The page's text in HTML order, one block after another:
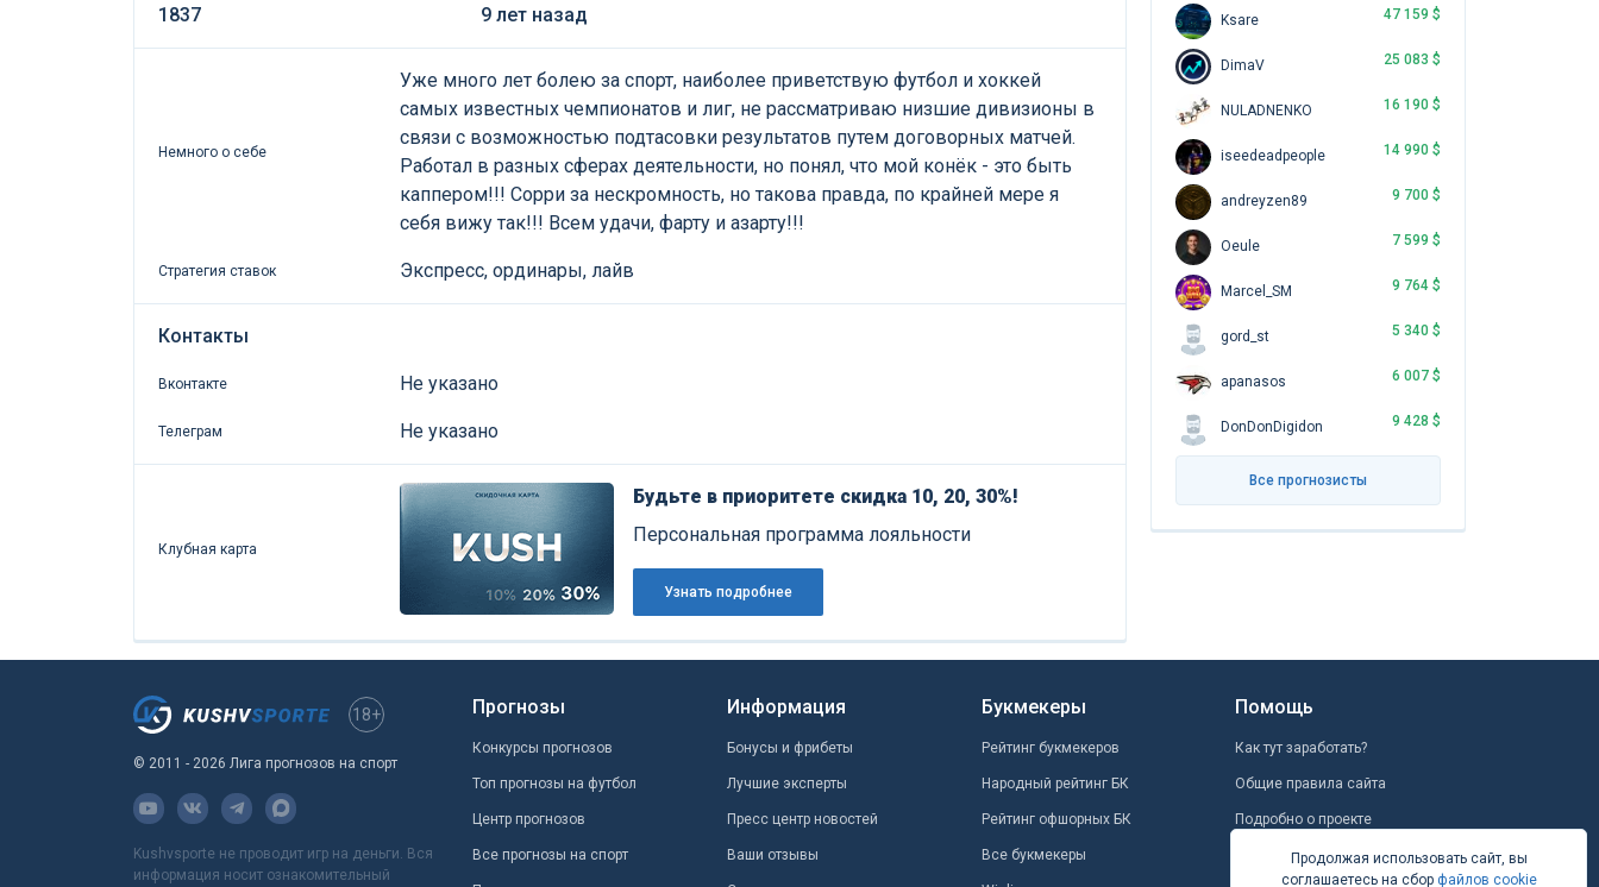
1837 9 лет назад
Немного о себе
Уже много лет болею за спорт, наиболее приветствую футбол и хоккей
самых известных чемпионатов и лиг, не рассматриваю низшие дивизионы в
связи с возможностью подтасовки результатов путем договорных матчей.
Работал в разных сферах деятельности, но понял, что мой конёк - это быть
каппером!!! Сорри за нескромность, но такова правда, по крайней мере я
себя вижу так!!! Всем удачи, фарту и азарту!!!
Стратегия ставок Экспресс, ординары, лайв
Контакты
Вконтакте Не указано
Телеграм Не указано
Клубная карта
Будьте в приоритете скидка 10, 20, 30%!
Персональная программа лояльности
Узнать подробнее
Ksare 47 159 $
DimaV 25 083 $
NULADNENKO 16 190 $
iseedeadpeople 14 990 $
andreyzen89 9 700 $
Oeule 7 599 $
Marcel_SM 9 764 $
gord_st 5 340 $
apanasos 6 007 $
DonDonDigidon 9 428 $
Все прогнозисты
18+
© 2011 - 2026 Лига прогнозов на спорт
Kushvsporte не проводит игр на деньги. Вся
информация носит ознакомительный
Прогнозы
Конкурсы прогнозов
Топ прогнозы на футбол
Центр прогнозов
Все прогнозы на спорт
Информация
Бонусы и фрибеты
Лучшие эксперты
Пресс центр новостей
Ваши отзывы
Букмекеры
Рейтинг букмекеров
Народный рейтинг БК
Рейтинг офшорных БК
Все букмекеры
Помощь
Как тут заработать?
Общие правила сайта
Подробно о проекте
Школа ставокПродолжая использовать сайт, вы
соглашаетесь на сбор файлов cookie